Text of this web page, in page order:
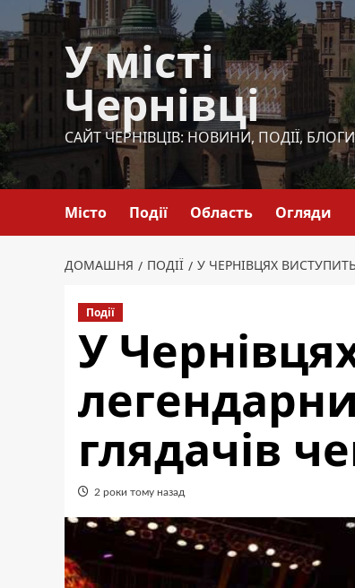
Перейти
до
вмісту
У місті
Чернівці
САЙТ ЧЕРНІВЦІВ: НОВИНИ, ПОДІЇ, БЛОГИ
Місто Події Область Огляди
ДОМАШНЯ ПОДІЇ У ЧЕРНІВЦЯХ
Події
У
глядачів
2 роки тому назад